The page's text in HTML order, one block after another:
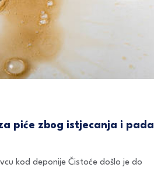
piće zbog istjecanja i pada
kod deponije Čistoće došlo je do